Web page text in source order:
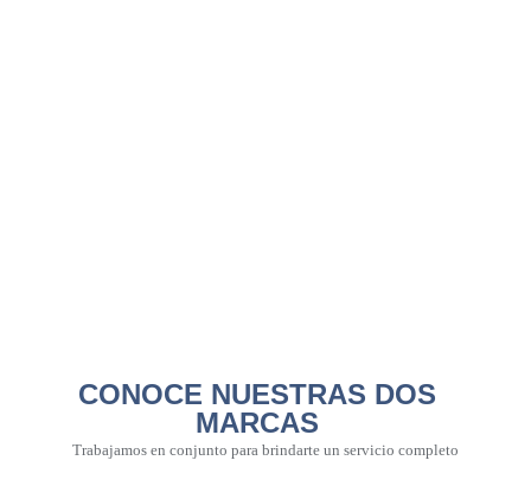
CONOCE NUESTRAS DOS
MARCAS
Trabajamos en conjunto para brindarte un servicio completo